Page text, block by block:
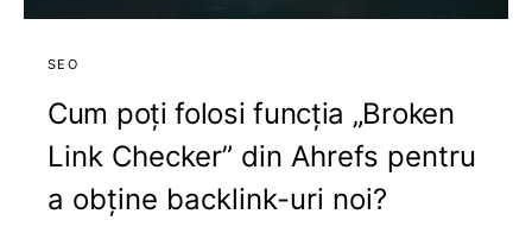
SEO
Cum poți folosi funcția „Broken
Link Checker” din Ahrefs pentru
a obține backlink-uri noi?